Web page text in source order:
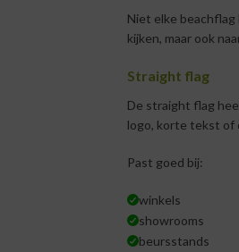
Niet elke
kijken, maar ook
Straight flag
De straight flag
logo, korte tekst of
Past goed bij:
winkels
showrooms
beursstands